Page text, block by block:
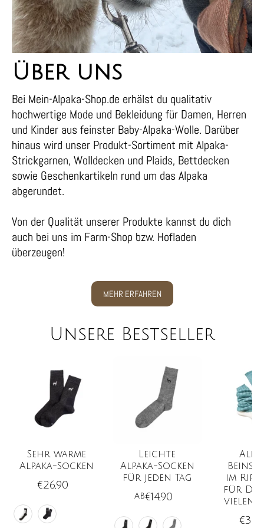
Über uns
Bei Mein-Alpaka-Shop.de erhälst du qualitativ
hochwertige Mode und Bekleidung für Damen, Herren
und Kinder aus feinster Baby-Alpaka-Wolle. Darüber
hinaus wird unser Produkt-Sortiment mit Alpaka-
Strickgarnen, Wolldecken und Plaids, Bettdecken
sowie Geschenkartikeln rund um das Alpaka
abgerundet.
Von der Qualität unserer Produkte kannst du dich
auch bei uns im Farm-Shop bzw. Hofladen
überzeugen!
MEHR ERFAHREN
Unsere Bestseller
Sehr warme
Alpaka-Socken
€26,90
Farbe
Leichte
Alpaka-Socken
für jeden Tag
ab€14,90
Farbe
im
für
vielen